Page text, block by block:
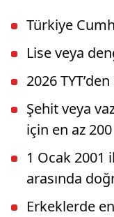
Türkiye
Lise veya
2026
Şehit veya
için en az
1 Ocak 2001
arasında
Erkeklerde